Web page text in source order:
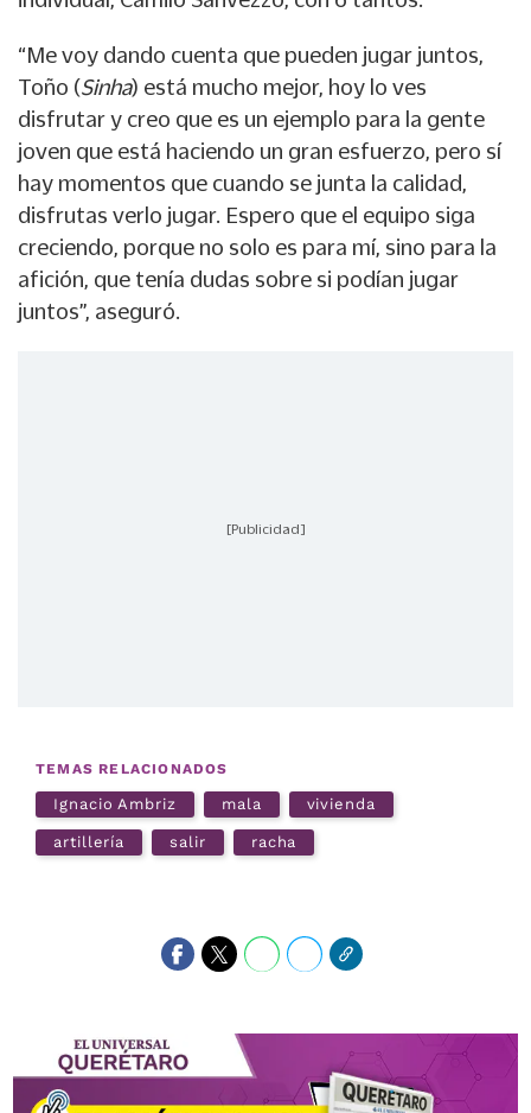
“Me voy dando cuenta que pueden jugar juntos,
Toño (Sinha) está mucho mejor, hoy lo ves
disfrutar y creo que es un ejemplo para la gente
joven que está haciendo un gran esfuerzo, pero sí
hay momentos que cuando se junta la calidad,
disfrutas verlo jugar. Espero que el equipo siga
creciendo, porque no solo es para mí, sino para la
afición, que tenía dudas sobre si podían jugar
juntos”, aseguró.
[Publicidad]
TEMAS RELACIONADOS
Ignacio Ambriz mala vivienda
artillería salir racha